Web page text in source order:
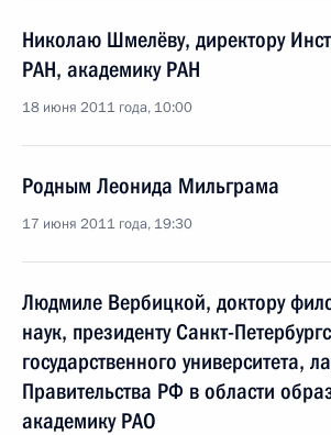
Николаю Шмелёву, директору
РАН, академику РАН
18 июня 2011 года, 10:00
Родным Леонида Мильграма
17 июня 2011 года, 19:30
Людмиле Вербицкой, доктору
наук, президенту Санкт-
государственного университета,
Правительства РФ в области
академику РАО